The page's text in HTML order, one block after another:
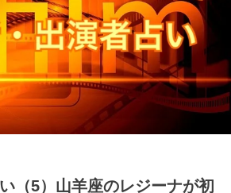
（5）山羊座のレジーナが初